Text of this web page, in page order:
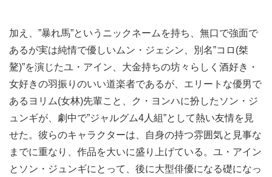
加え、”暴れ馬”というニックネームを持ち、無口で強面で
あるが実は純情で優しいムン・ジェシン、別名”コロ(桀
驁)”を演じたユ・アイン、大金持ちの坊々らしく酒好き・
女好きの羽振りのいい道楽者であるが、エリートな優男で
あるヨリム(女林)先輩こと、ク・ヨンハに扮したソン・ジ
ュンギが、劇中で”ジャルグム4人組”として熱い友情を見
せた。彼らのキャラクターは、自身の持つ雰囲気と見事な
までに重なり、作品を大いに盛り上げている。ユ・アイン
とソン・ジュンギにとって、後に大型俳優になる礎になっ